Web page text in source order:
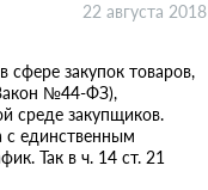
22 августа 2018
закупок товаров,
№44-ФЗ),
среде закупщиков.
с единственным
Так в ч. 14 ст. 21